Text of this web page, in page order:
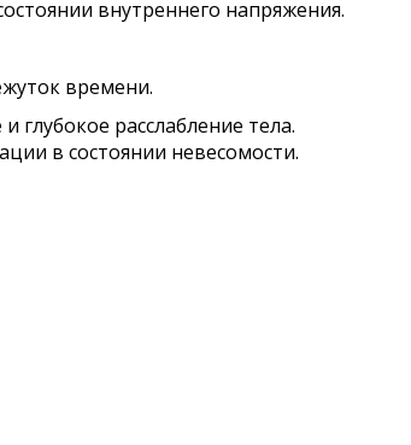
внутреннего напряжения.
времени.
расслабление тела.
в состоянии невесомости.